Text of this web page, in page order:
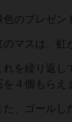
のプレゼン
マスは、虹
を繰り返し
を４個もらえ
、ゴールし